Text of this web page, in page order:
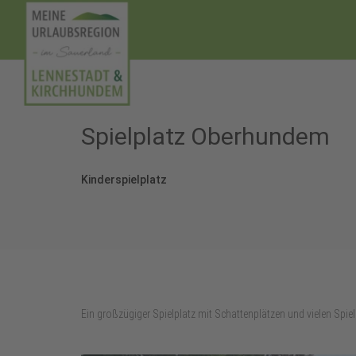
Spielplatz Oberhundem
Kinderspielplatz
Ein großzügiger Spielplatz mit Schattenplätzen und vielen